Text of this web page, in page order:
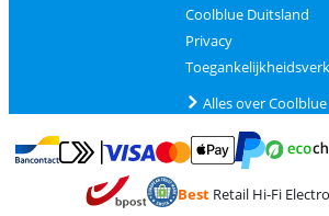
Coolblue Duitsland
Privacy
Alles over Coolblue
Betalen met Bancontact
Betalen met MasterCard en Visa via
Betalen met
BestRetail Hi-Fi